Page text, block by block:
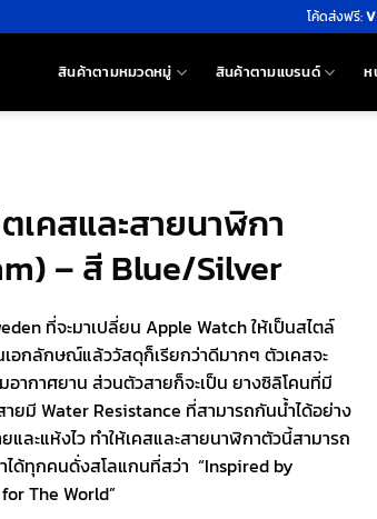
โค้ดส่งฟรี:
สินค้าตามหมวดหมู่ สินค้าตามแบรนด์ ห
เคสและสายนาฬิกา
– สี Blue/Silver
ที่จะมาเปลี่ยน Apple Watch ให้เป็นสไตล์
กลักษณ์แล้ววัสดุก็เรียกว่าดีมากๆ ตัวเคสจะ
ากาศยาน ส่วนตัวสายก็จะเป็น ยางซิลิโคนที่มี
ยมี Water Resistance ที่สามารถกันน้ำได้อย่าง
ละแห้งไว ทำให้เคสและสายนาฬิกาตัวนี้สามารถ
ได้ทุกคนดั่งสโลแกนที่สว่า “Inspired by
The World”